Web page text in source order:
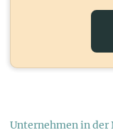
Unternehmen in der